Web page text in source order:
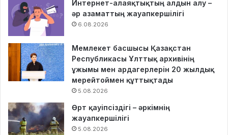
Интернет-алаяқтықтың алдын алу –
әр азаматтың жауапкершілігі
6.08.2026
Мемлекет басшысы Қазақстан
Республикасы Ұлттық архивінің
ұжымы мен ардагерлерін 20 жылдық
мерейтоймен құттықтады
5.08.2026
Өрт қауіпсіздігі – әркімнің
жауапкершілігі
5.08.2026